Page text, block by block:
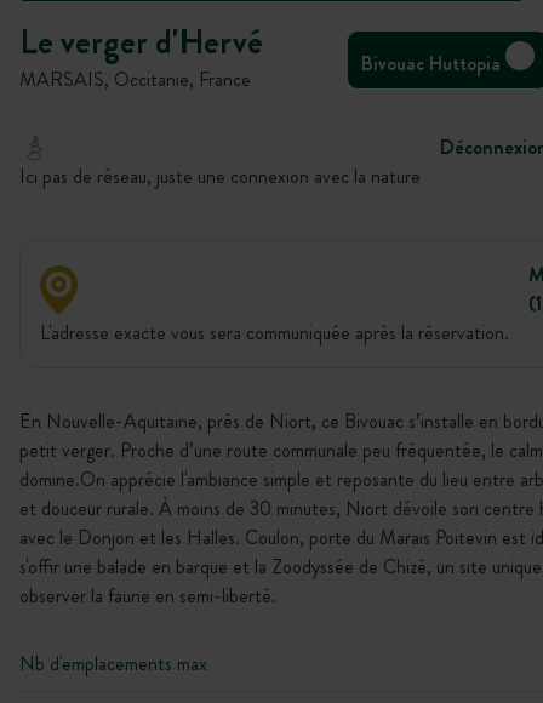
Le verger d'Hervé
MARSAIS, Occitanie, France
Bivouac Huttopia
Ici pas de réseau, juste une connexion avec la nature
L'adresse exacte vous sera communiquée après la réservation.
En Nouvelle-Aquitaine, près de Niort, ce Bivouac s’installe en
petit verger. Proche d’une route communale peu fréquentée, le
domine.On apprécie l'ambiance simple et reposante du lieu entre
et douceur rurale. À moins de 30 minutes, Niort dévoile son centre
avec le Donjon et les Halles. Coulon, porte du Marais Poitevin est
s'offir une balade en barque et la Zoodyssée de Chizé, un site
observer la faune en semi-liberté.
Nb d'emplacements max